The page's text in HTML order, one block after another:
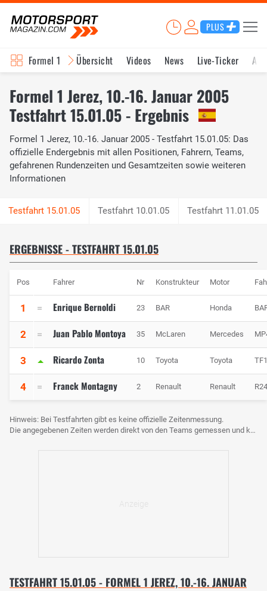
PLUS
Formel 1 Übersicht Videos News Live-Ticker
Formel 1 Jerez, 10.-16. Januar 2005
Testfahrt 15.01.05 - Ergebnis
Formel 1 Jerez, 10.-16. Januar 2005 - Testfahrt 15.01.05: Das
offizielle Endergebnis mit allen Positionen, Fahrern, Teams,
gefahrenen Rundenzeiten und Gesamtzeiten sowie weiteren
Informationen
Testfahrt 10.01.05 Testfahrt 11.01.05
ERGEBNISSE - TESTFAHRT 15.01.05
Pos Fahrer Nr Konstrukteur Motor
1 Enrique Bernoldi 23 BAR Honda
2 Juan Pablo Montoya 35 McLaren Mercedes
3 Ricardo Zonta 10 Toyota Toyota
4 Franck Montagny 2 Renault Renault R24
Hinweis: Bei Testfahrten gibt es keine offizielle Zeitenmessung.
Die angegebenen Zeiten werden direkt von den Teams gemessen und können voneinander abweichen.
TESTFAHRT 15.01.05 - FORMEL 1 JEREZ, 10.-16. JANUAR